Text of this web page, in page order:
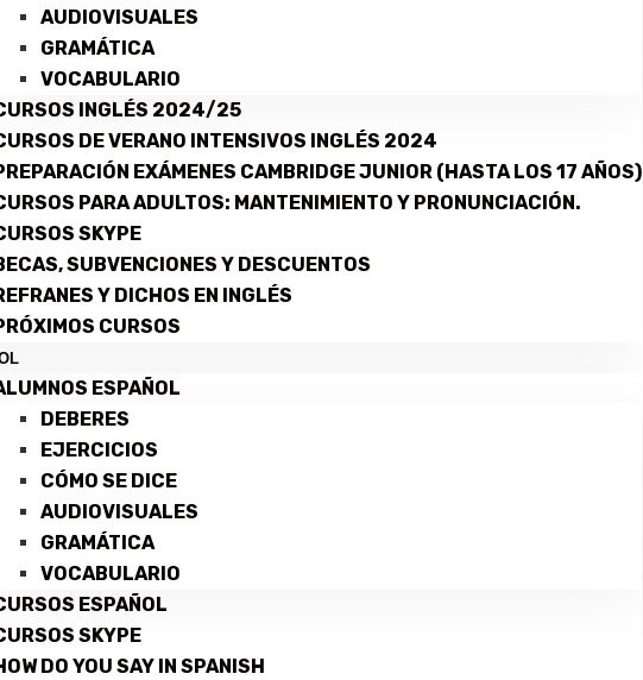
AUDIOVISUALES
GRAMÁTICA
VOCABULARIO
INGLÉS 2024/25
DE VERANO INTENSIVOS INGLÉS 2024
EXÁMENES CAMBRIDGE JUNIOR (HASTA LOS 17 AÑOS)
PARA ADULTOS: MANTENIMIENTO Y PRONUNCIACIÓN.
SKYPE
SUBVENCIONES Y DESCUENTOS
Y DICHOS EN INGLÉS
CURSOS
ESPAÑOL
DEBERES
EJERCICIOS
CÓMO SE DICE
AUDIOVISUALES
GRAMÁTICA
VOCABULARIO
ESPAÑOL
SKYPE
DO YOU SAY IN SPANISH